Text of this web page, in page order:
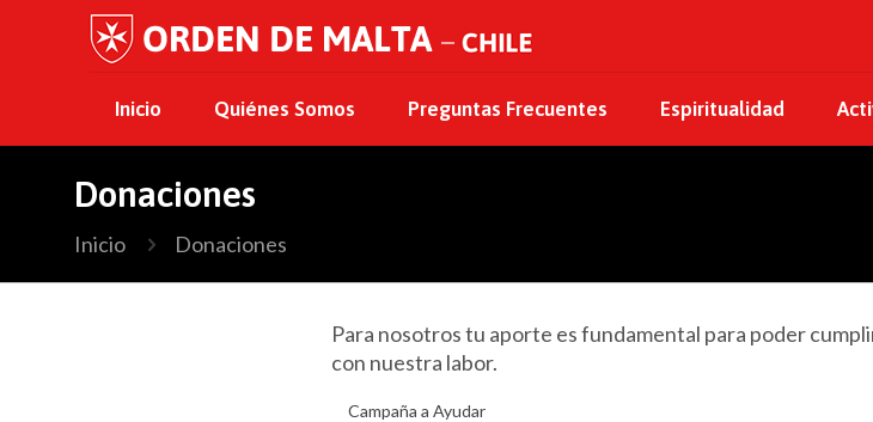
Inicio Quiénes Somos Preguntas Frecuentes Espiritualidad
Donaciones
Inicio Donaciones
Para nosotros tu aporte es fundamental para poder
con nuestra labor.
Campaña a Ayudar